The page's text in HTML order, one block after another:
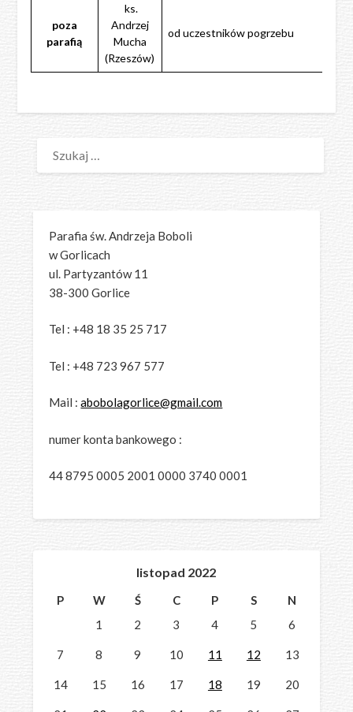
poza
parafią
ks.
Andrzej
Mucha
(Rzeszów)
od uczestników pogrzebu
Parafia św. Andrzeja Boboli
w Gorlicach
ul. Partyzantów 11
38-300 Gorlice
Tel : +48 18 35 25 717
Tel : +48 723 967 577
Mail :abobolagorlice@gmail.com
numer konta bankowego :
44 8795 0005 2001 0000 3740 0001
listopad 2022
P W Ś C P S
N
1
2 3 4 5 6
7 8 9 10 11 12 13
14 15 16 17 18 19 20